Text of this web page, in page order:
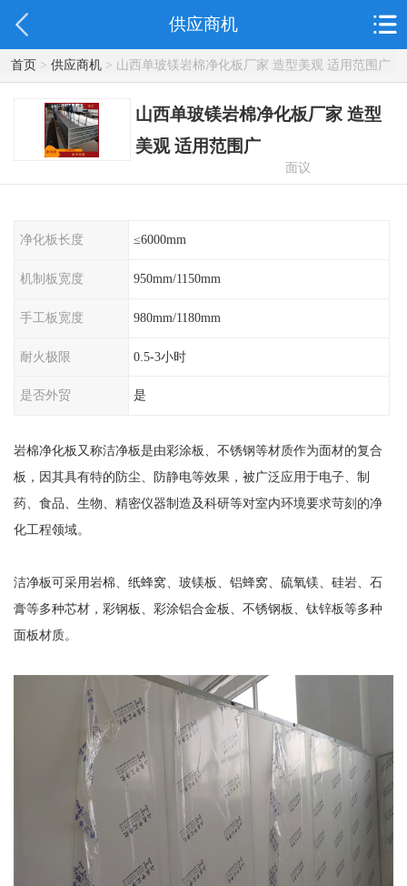
供应商机
首页> 供应商机> 山西单玻镁岩棉净化板厂家 造型美观 适用范围广
山西单玻镁岩棉净化板厂家 造型
美观 适用范围广
面议
净化板长度 ≤6000mm
机制板宽度 950mm/1150mm
手工板宽度 980mm/1180mm
耐火极限 0.5-3小时
是否外贸 是
岩棉净化板又称洁净板是由彩涂板、不锈钢等材质作为面材的复合
板，因其具有特的防尘、防静电等效果，被广泛应用于电子、制
药、食品、生物、精密仪器制造及科研等对室内环境要求苛刻的净
化工程领域。
洁净板可采用岩棉、纸蜂窝、玻镁板、铝蜂窝、硫氧镁、硅岩、石
膏等多种芯材，彩钢板、彩涂铝合金板、不锈钢板、钛锌板等多种
面板材质。